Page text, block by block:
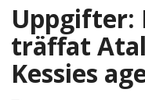
Uppgifter:
träffat
Kessies